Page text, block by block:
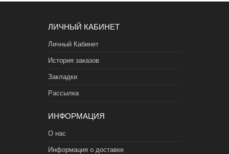
ЛИЧНЫЙ КАБИНЕТ
Личный Кабинет
История заказов
Закладки
Рассылка
ИНФОРМАЦИЯ
О нас
Информация о доставке